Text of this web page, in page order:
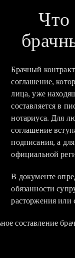
Что
Брачный
соглашение,
лица, уже
составляется в
нотариуса. Для
соглашение
подписания, а
официальной
В документе
обязанности
расторжения или